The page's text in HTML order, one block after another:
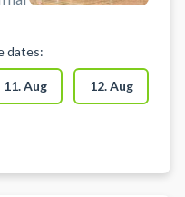
dates:
11. Aug 12. Aug